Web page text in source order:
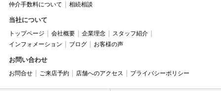
仲介手数料について
相続相談
当社について
トップページ 会社概要 企業理念
スタッフ紹介
インフォメーション
ブログ お客様の声
お問い合わせ
お問合せ ご来店予約 店舗へのアクセス プライバシーポリシー